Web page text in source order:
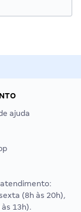
ajuda
(8h às 20h),
13h).